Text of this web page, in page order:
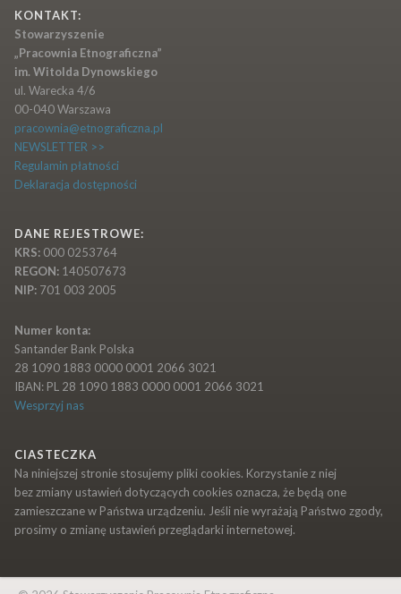
KONTAKT:
Stowarzyszenie
„Pracownia Etnograficzna”
im. Witolda Dynowskiego
ul. Warecka 4/6
00-040 Warszawa
pracownia@etnograficzna.pl
NEWSLETTER >>
Regulamin płatności
Deklaracja dostępności
DANE REJESTROWE:
KRS:000 0253764
REGON:140507673
NIP:701 003 2005
Numer konta:
Santander Bank Polska
28 1090 1883 0000 0001 2066 3021
IBAN: PL 28 1090 1883 0000 0001 2066 3021
Wesprzyj nas
CIASTECZKA
Na niniejszej stronie stosujemy pliki cookies. Korzystanie z niej
bez zmiany ustawień dotyczących cookies oznacza, że będą one
zamieszczane w Państwa urządzeniu. Jeśli nie wyrażają Państwo zgody,
prosimy o zmianę ustawień przeglądarki internetowej.